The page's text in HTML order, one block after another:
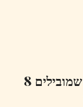
8 דברים מפתיעים ומוכחים מדעית שמובילים